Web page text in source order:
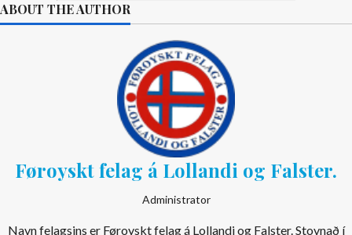
ABOUT THE AUTHOR
Føroyskt felag á Lollandi og Falster.
Administrator
Navn felagsins er Føroyskt felag á Lollandi og Falster. Stovnað í